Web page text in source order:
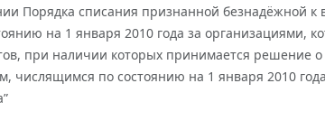
Порядка списания признанной безнадёжной
на 1 января 2010 года за организациями,
при наличии которых принимается решение
по состоянию на 1 января 2010